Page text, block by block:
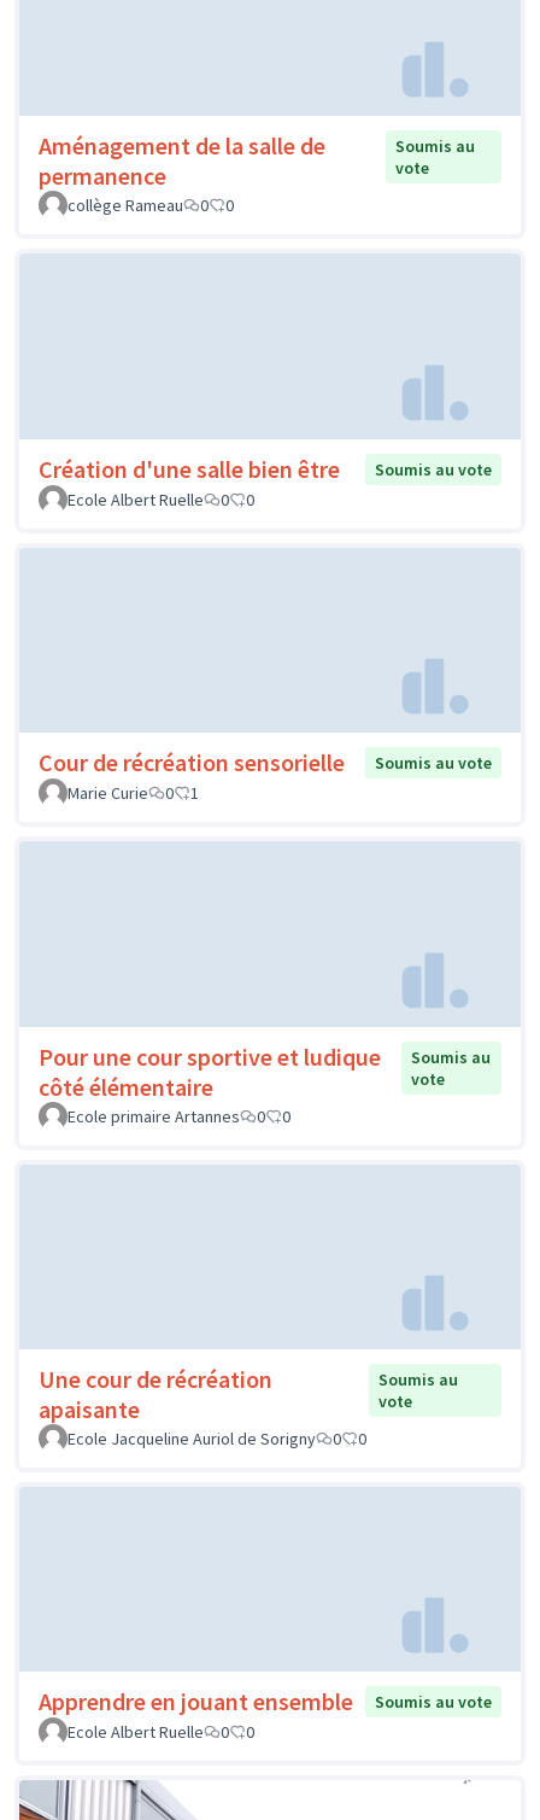
Aménagement de la salle de
permanence
Soumis au
vote
collège Rameau
0 0
Création d'une salle bien être
Soumis au vote
Ecole Albert Ruelle
0 0
Cour de récréation sensorielle
Soumis au vote
Marie Curie
0 1
Pour une cour sportive et ludique
côté élémentaire
Soumis au
vote
Ecole primaire Artannes
0 0
Une cour de récréation
apaisante
Soumis au
vote
Ecole Jacqueline Auriol de Sorigny
0 0
Apprendre en jouant ensemble
Soumis au vote
Ecole Albert Ruelle
0 0